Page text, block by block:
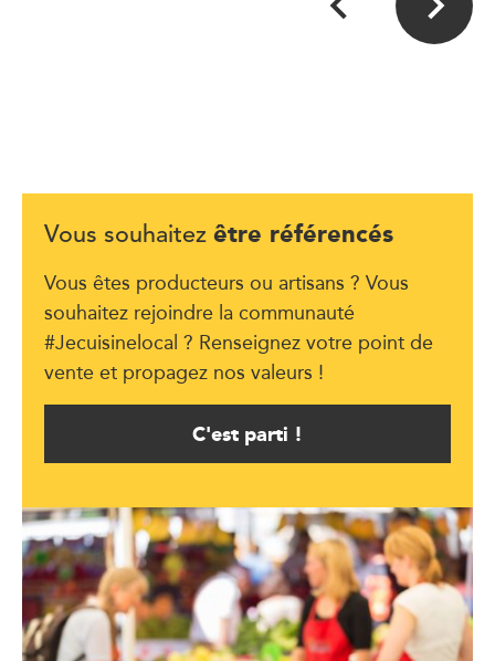
Vous souhaitez être référencés
Vous êtes producteurs ou artisans ? Vous
souhaitez rejoindre la communauté
#Jecuisinelocal ? Renseignez votre point de
vente et propagez nos valeurs !
C'est parti !